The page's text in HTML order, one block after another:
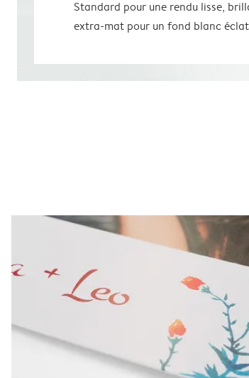
Standard pour une rendu lisse,
extra-mat pour un fond blanc